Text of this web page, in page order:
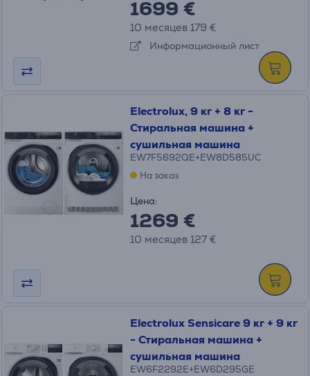
1699 €
10 месяцев 179 €
Информационный лист
Electrolux, 9 кг + 8 кг -
Стиральная машина +
сушильная машина
EW7F5692QE+EW8D585UC
На заказ
Цена:
1269 €
10 месяцев 127 €
Electrolux Sensicare 9 кг + 9 кг
- Стиральная машина +
сушильная машина
EW6F2292E+EW6D295GE